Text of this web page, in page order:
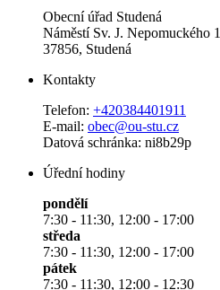
Obecní úřad Studená
Náměstí Sv. J. Nepomuckého
37856, Studená
Kontakty
Telefon: +420384401911
E-mail: obec@ou-stu.cz
Datová schránka: ni8b29p
Úřední hodiny
pondělí
7:30 - 11:30, 12:00 - 17:00
středa
7:30 - 11:30, 12:00 - 17:00
pátek
7:30 - 11:30, 12:00 - 12:30